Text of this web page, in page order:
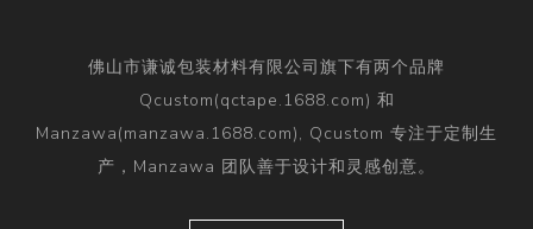
佛山市谦诚包装材料有限公司旗下有两个品牌
Qcustom(qctape.1688.com) 和
Manzawa(manzawa.1688.com), Qcustom 专注于定制生
产，Manzawa 团队善于设计和灵感创意。